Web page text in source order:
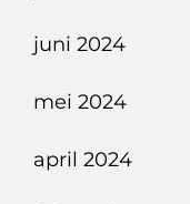
juni 2024
mei 2024
april 2024